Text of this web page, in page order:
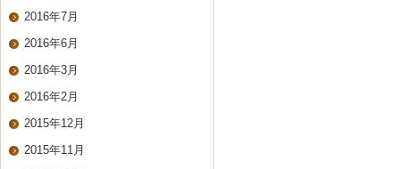
2016年7月
2016年6月
2016年3月
2016年2月
2015年12月
2015年11月